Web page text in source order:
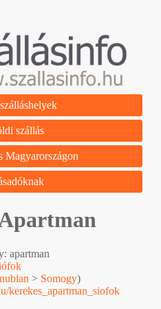
szállás
Magyarországon
apartman
> Somogy)
kerekes_apartman_siofok